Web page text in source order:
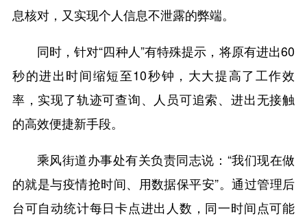
息核对，又实现个人信息不泄露的弊端。
同时，针对“四种人”有特殊提示，将原有进出60
秒的进出时间缩短至10秒钟，大大提高了工作效
率，实现了轨迹可查询、人员可追索、进出无接触
的高效便捷新手段。
乘风街道办事处有关负责同志说：“我们现在做
的就是与疫情抢时间、用数据保平安”。通过管理后
台可自动统计每日卡点进出人数，同一时间点可能